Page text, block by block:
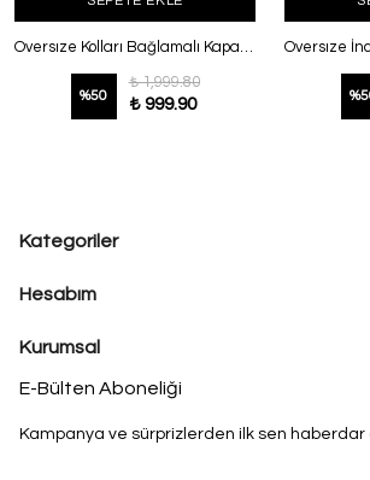
Oversıze Kolları Bağlamalı Kapaklı Büzgülü Trençkot Kahve
%50
₺ 1,999.80
₺ 999.90 %
Kategoriler
Hesabım
Kurumsal
E-Bülten Aboneliği
Kampanya ve sürprizlerden ilk sen haberdar